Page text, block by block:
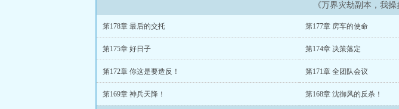
《万界灾劫副本，我
第178章 最后的交托 第177章 房车的使命
第175章 好日子 第174章 决策落定
第172章 你这是要造反！ 第171章 全团队会议
第169章 神兵天降！ 第168章 沈御风的反杀！